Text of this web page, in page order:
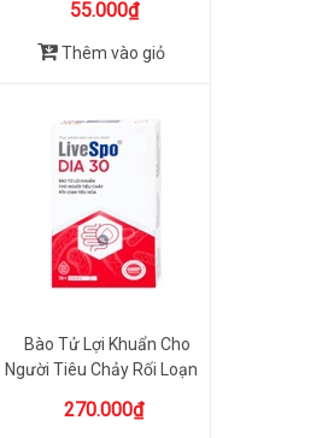
55.000₫
Thêm vào giỏ
Bào Tử Lợi Khuẩn Cho
Người Tiêu Chảy Rối Loạn
270.000₫